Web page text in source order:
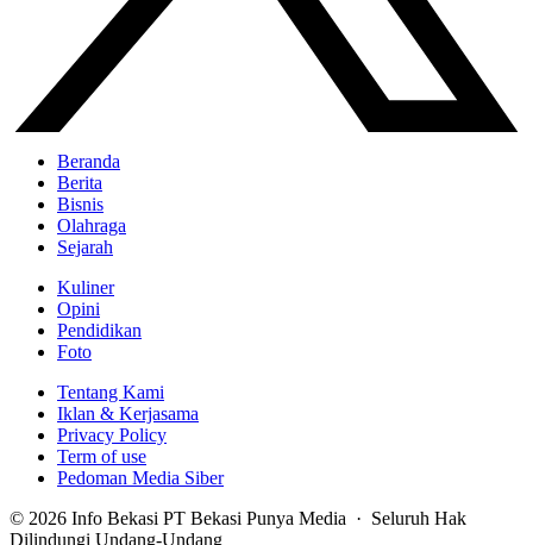
Beranda
Berita
Bisnis
Olahraga
Sejarah
Kuliner
Opini
Pendidikan
Foto
Tentang Kami
Iklan & Kerjasama
Privacy Policy
Term of use
Pedoman Media Siber
© 2026 Info Bekasi PT Bekasi Punya Media · Seluruh Hak
Dilindungi Undang-Undang